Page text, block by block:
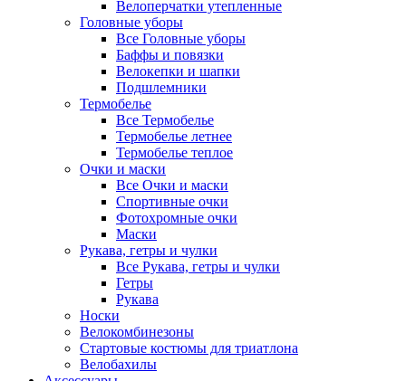
Велоперчатки утепленные
Головные уборы
Все Головные уборы
Баффы и повязки
Велокепки и шапки
Подшлемники
Термобелье
Все Термобелье
Термобелье летнее
Термобелье теплое
Очки и маски
Все Очки и маски
Спортивные очки
Фотохромные очки
Маски
Рукава, гетры и чулки
Все Рукава, гетры и чулки
Гетры
Рукава
Носки
Велокомбинезоны
Стартовые костюмы для триатлона
Велобахилы